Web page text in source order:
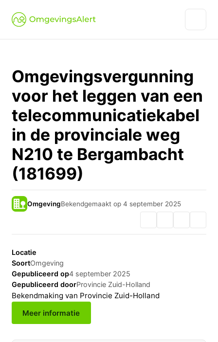
Omgevingsvergunning
voor het leggen van een
telecommunicatiekabel
in de provinciale weg
N210 te Bergambacht
(181699)
OmgevingBekendgemaakt op 4 september 2025
Locatie
SoortOmgeving
Gepubliceerd op4 september 2025
Gepubliceerd doorProvincie Zuid-Holland
Bekendmaking van Provincie Zuid-Holland
Meer informatie